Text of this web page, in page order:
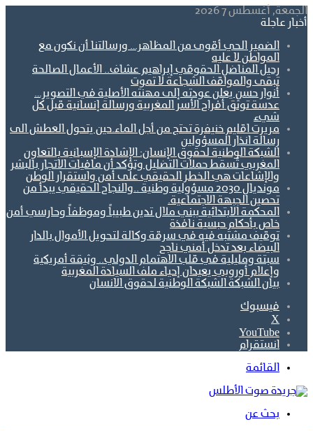
الجمعة, أغسطس 7 2026
أخبار عاجلة
الضمير الحي أقوى من المظاهر… ورسالتنا أن نكون مع
المواطن لا عليه
رحيل المناضل الحقوقي إبراهيم عشاف.. الأعمال الصالحة
تبقى والمواقف الشجاعة لا تموت
أنوار حسن يعلن عودته إلى مهنته الأصلية في التصوير…
عدسة توثق أفراح الأسر المغربية ورسالة إنسانية قبل كل
شيء
مريرت اقليم خنيفرة تحتج من أجل الماء.حين يتحول العطش الى
رسالة انذار المسؤولين
الشبكة الوطنية لحقوق الإنسان: الإشادة الإسبانية بالتعاون
المغربي تُسقط حملات التضليل وتؤكد أن مافيات الاتجار بالبشر
والإشاعات هي الخطر الحقيقي على أمن واستقرار الوطن
مونديال 2030 مسؤولية وطنية ..والنجاح الحقيقي يبدأ من
تحصين الجبهة الاجتماعية.
المحكمة الابتدائية ببني ملال تدين طبيباً وموظفاً وحارسي أمن
خاص بأحكام حبسية نافذة
توقيف مشتبه فيه في سرقة وكالة لتحويل الأموال بالدار
البيضاء بعد تدخل أمني ناجح
سبتة ومليلية في قلب الاهتمام الدولي.. وثيقة أمريكية
وإعلام أوروبي يعيدان إحياء ملف السيادة المغربية
بيان الشبكة الشبكة الوطنية لحقوق الانسان
فيسبوك
‫X
‫YouTube
انستقرام
القائمة
بحث عن